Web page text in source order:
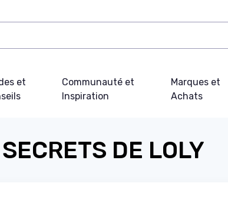
et
Communauté et
Inspiration
Marques et
Achats
DE LOLY